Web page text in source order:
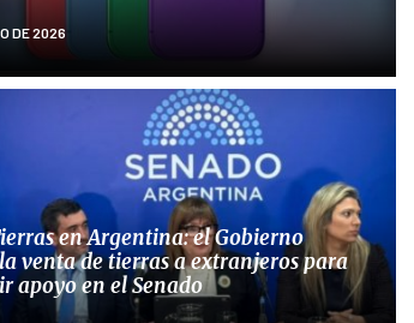
DE 2026
en Argentina: el Gobierno
venta de tierras a extranjeros para
apoyo en el Senado